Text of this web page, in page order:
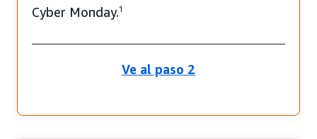
Cyber Monday.1
Ve al paso 2